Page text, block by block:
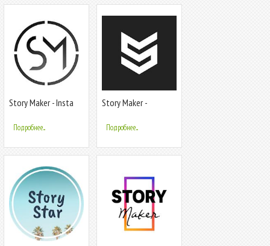
Story Maker - Insta
Instagram
Подробнее...
Story Maker -
editor & templates
Подробнее...